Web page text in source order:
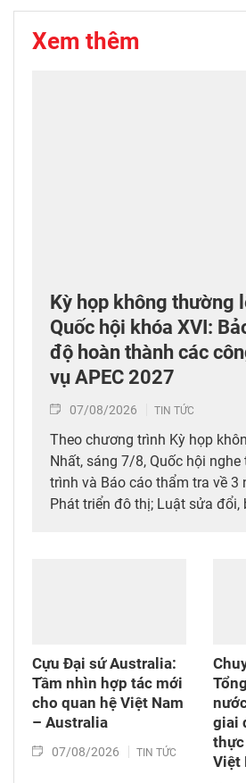
Xem thêm
Kỳ họp không thường
Quốc hội khóa XVI:
độ hoàn thành các
vụ APEC 2027
07/08/2026 TIN TỨC
Theo chương trình Kỳ họp
Nhất, sáng 7/8, Quốc hội nghe
trình và Báo cáo thẩm tra về 3
Phát triển đô thị; Luật sửa đổi,
luận ở tổ về 3 dự án Luật trên.
Cựu Đại sứ Australia:
Tầm nhìn hợp tác mới
cho quan hệ Việt Nam
– Australia
07/08/2026 TIN TỨC
giai
thực
Việt